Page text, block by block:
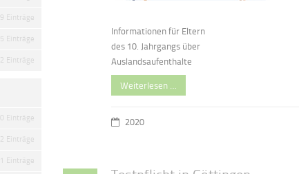
Informationen für Eltern
des 10. Jahrgangs über
Auslandsaufenthalte
Weiterlesen …
2020
9 Einträge
15 Einträge
12 Einträge
10 Einträge
12 Einträge
11 Einträge